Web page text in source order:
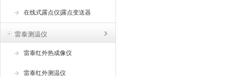
在线式露点仪|露点变送器
雷泰测温仪
雷泰红外热成像仪
雷泰红外测温仪